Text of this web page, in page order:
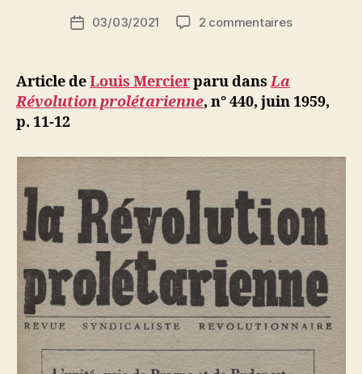
Auteur
N
ji
Date03/03/2021 2 commentairessur
L’intellectuel
communiste
Article deLouis Mercierparu dansLa
Révolution prolétarienne, n° 440, juin 1959,
p. 11-12